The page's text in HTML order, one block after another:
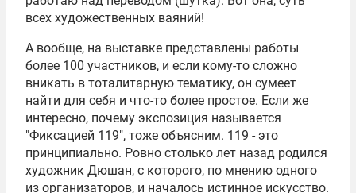
всех художественных ваяний!
А вообще, на выставке представлены работы
более 100 участников, и если кому-то сложно
вникать в тоталитарную тематику, он сумеет
найти для себя и что-то более простое. Если же
интересно, почему экспозиция называется
"Фиксацией 119", тоже объясним. 119 - это
принципиально. Ровно столько лет назад родился
художник Дюшан, с которого, по мнению одного
из организаторов, и началось истинное искусство.